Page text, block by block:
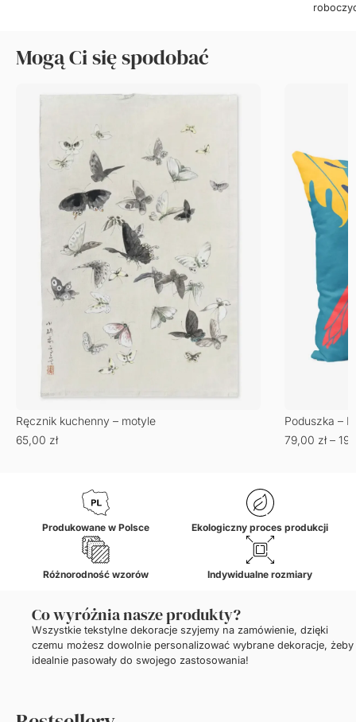
Mogą Ci się spodobać
Ręcznik kuchenny – motyle
65,00 zł
Poduszka –
79,00 zł –
Produkowane w Polsce Ekologiczny proces produkcji
Różnorodność wzorów Indywidualne rozmiary
Co wyróżnia nasze produkty?
Wszystkie tekstylne dekoracje szyjemy na zamówienie, dzięki
czemu możesz dowolnie personalizować wybrane dekoracje, żeby
idealnie pasowały do swojego zastosowania!